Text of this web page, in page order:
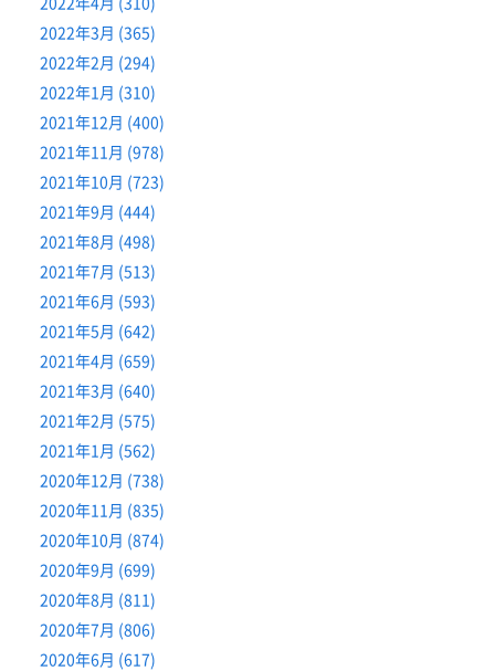
2022年3月 (365)
2022年2月 (294)
2022年1月 (310)
2021年12月 (400)
2021年11月 (978)
2021年10月 (723)
2021年9月 (444)
2021年8月 (498)
2021年7月 (513)
2021年6月 (593)
2021年5月 (642)
2021年4月 (659)
2021年3月 (640)
2021年2月 (575)
2021年1月 (562)
2020年12月 (738)
2020年11月 (835)
2020年10月 (874)
2020年9月 (699)
2020年8月 (811)
2020年7月 (806)
2020年6月 (617)